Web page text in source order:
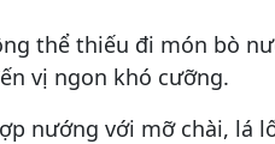
thể thiếu đi món bò
vị ngon khó cưỡng.
nướng với mỡ chài, lá